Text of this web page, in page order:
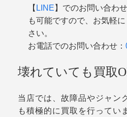
【 LINE 】でのお問い合わ
も可能ですので、お気軽
さい。
お電話でのお問い合わせ：
壊れていても買取
当店では、故障品やジャン
も積極的に買取を行ってい